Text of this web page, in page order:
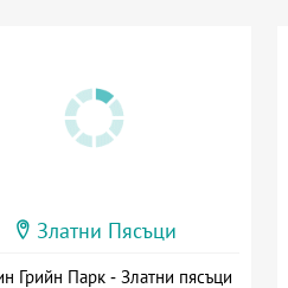
Златни Пясъци
Грийн Парк - Златни пясъци